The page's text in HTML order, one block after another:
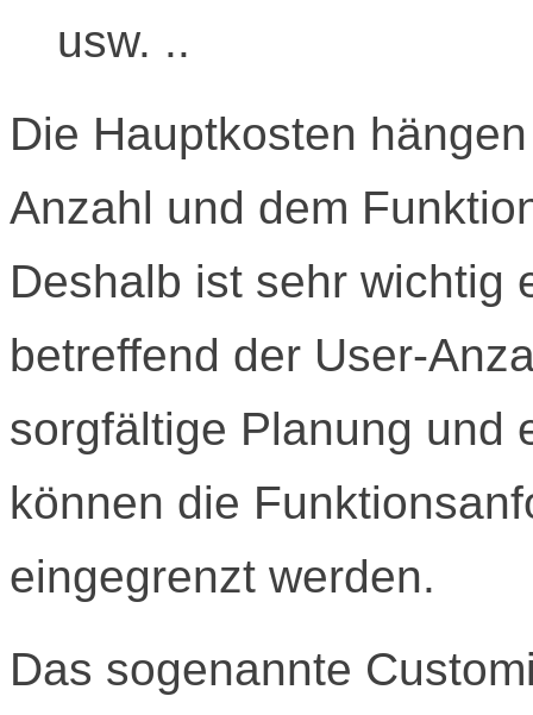
usw. ..
Die Hauptkosten
Anzahl und dem
Deshalb ist sehr wichtig
betreffend der User-
sorgfältige Planung und
können die
eingegrenzt werden.
Das sogenannte